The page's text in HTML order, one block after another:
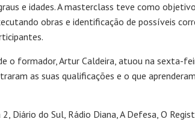
e idades. A masterclass teve como
obras e identificação de possíveis
o formador, Artur Caldeira, atuou na sexta-
as suas qualificações e o que
Diário do Sul, Rádio Diana, A Defesa, O